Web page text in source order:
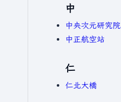
中
中央次元研究院
中正航空站
仁
仁北大橋